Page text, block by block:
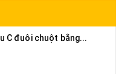
C đuôi chuột bằng...